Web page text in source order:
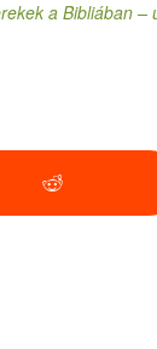
a Bibliában –